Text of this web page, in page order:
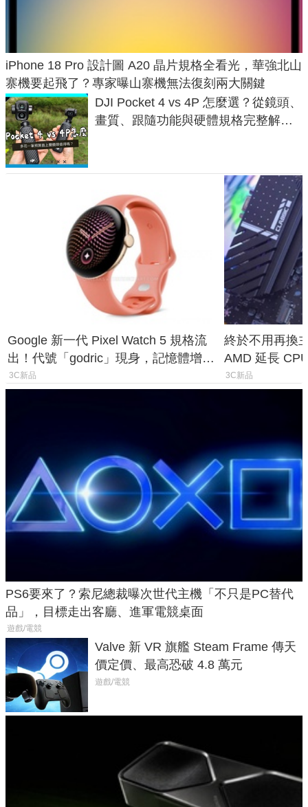
iPhone 18 Pro 設計圖 A20 晶片規格全看光，華強北山
寨機要起飛了？專家曝山寨機無法復刻兩大關鍵
DJI Pocket 4 vs 4P 怎麼選？從鏡頭、
畫質、跟隨功能與硬體規格完整解
Google 新一代 Pixel Watch 5 規格流
出！代號「godric」現身，記憶體增強
鎖定 AI 應用
3C新品
終於不用再換
AMD 延長
1954 至少能戰
3C新品
PS6要來了？索尼總裁曝次世代主機「不只是PC替代
品」，目標走出客廳、進軍電競桌面
遊戲/電競
Valve 新 VR 旗艦 Steam Frame 傳天
價定價、最高恐破 4.8 萬元
遊戲/電競